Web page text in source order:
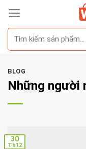
Skip
content
BLOG
Những người
30
Th12